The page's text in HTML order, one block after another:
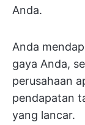
Anda.
Anda
gaya Anda,
perusahaan
pendapatan
yang lancar.